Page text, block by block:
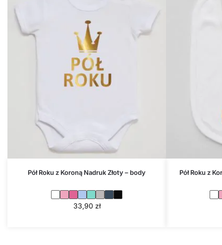
Pół Roku z Koroną Nadruk Złoty – body
33,90 zł
Pół Roku z